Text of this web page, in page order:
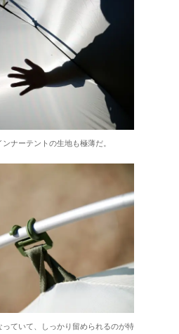
ナーテントの生地も極薄だ。
ていて、しっかり留められるのが特